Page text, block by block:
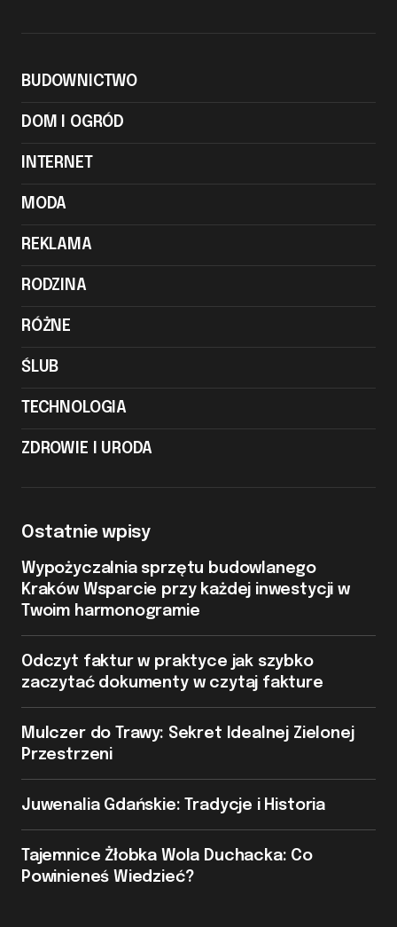
BUDOWNICTWO
DOM I OGRÓD
INTERNET
MODA
REKLAMA
RODZINA
RÓŻNE
ŚLUB
TECHNOLOGIA
ZDROWIE I URODA
Ostatnie wpisy
Wypożyczalnia sprzętu budowlanego
Kraków Wsparcie przy każdej inwestycji w
Twoim harmonogramie
Odczyt faktur w praktyce jak szybko
zaczytać dokumenty w czytaj fakture
Mulczer do Trawy: Sekret Idealnej Zielonej
Przestrzeni
Juwenalia Gdańskie: Tradycje i Historia
Tajemnice Żłobka Wola Duchacka: Co
Powinieneś Wiedzieć?